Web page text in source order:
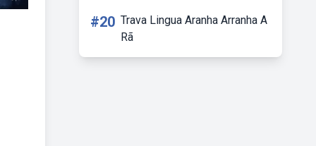
#20 Trava Lingua Aranha Arranha A
Rã